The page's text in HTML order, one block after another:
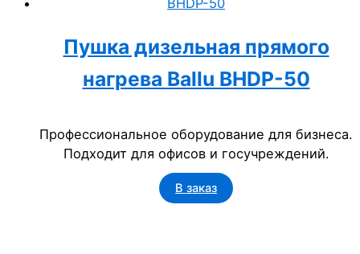
Пушка дизельная прямого
нагрева Ballu BHDP-50
Профессиональное оборудование для бизнеса.
Подходит для офисов и госучреждений.
В заказ